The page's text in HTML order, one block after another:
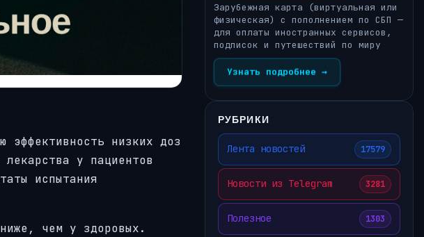
эффективность низких доз
у пациентов
испытания
чем у здоровых.
Зарубежная карта (виртуальная или
физическая) с пополнением по СБП —
для оплаты иностранных сервисов,
подписок и путешествий по миру
Узнать подробнее →
РУБРИКИ
Лента новостей 17579
Новости из Telegram 3281
Полезное 1303